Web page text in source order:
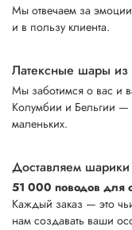
Мы отвечаем за
и в пользу клиента.
Латексные шары из
Мы заботимся о вас и
Колумбии и Бельгии
маленьких.
Доставляем
51 000 поводов для
Каждый заказ — это
нам создавать ваши